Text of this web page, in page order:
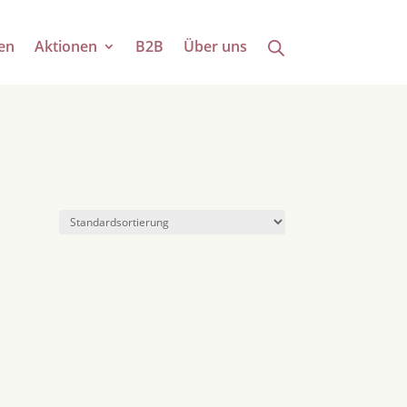
Aktionen B2B Über uns